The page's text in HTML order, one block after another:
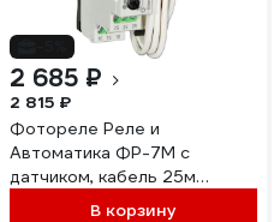
2 685 ₽
2 815 ₽
Фотореле Реле и
Автоматика ФР-7М с
датчиком, кабель 25м
A8222-79682606
В корзину